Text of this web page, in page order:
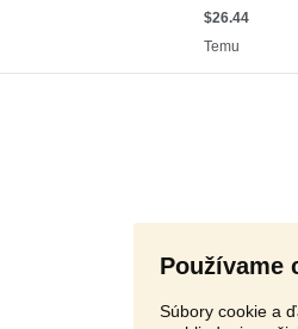
Používame
Súbory cookie a